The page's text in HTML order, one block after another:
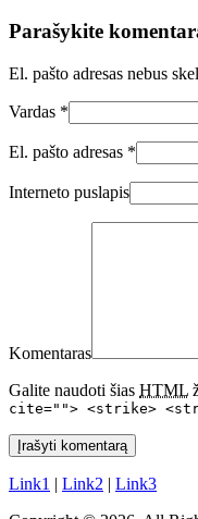
Parašykite
El. pašto adresas nebus
Vardas *
El. pašto adresas *
Interneto puslapis
Komentaras
Galite naudoti šias HTML
cite=""> <strike>
Link1 | Link2 | Link3